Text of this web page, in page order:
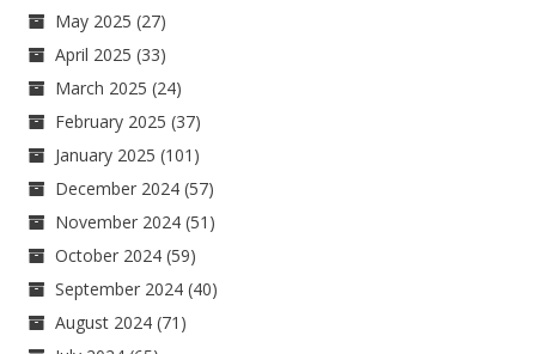
May 2025 (27)
April 2025 (33)
March 2025 (24)
February 2025 (37)
January 2025 (101)
December 2024 (57)
November 2024 (51)
October 2024 (59)
September 2024 (40)
August 2024 (71)